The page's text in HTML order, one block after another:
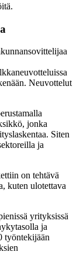
Neuvottelut
jonka
Siten
ja
on tehtävä
kuten ulotettava
yrityksissä
ja
työntekijään